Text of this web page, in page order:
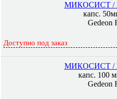
МИКОСИСТ /
капс.
Gedeon
Доступно под заказ
МИКОСИСТ /
капс. 100
Gedeon